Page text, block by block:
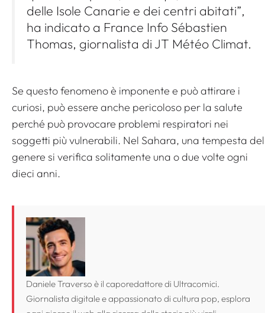
delle Isole Canarie e dei centri abitati”,
ha indicato a France Info Sébastien
Thomas, giornalista di JT Météo Climat.
Se questo fenomeno è imponente e può attirare i
curiosi, può essere anche pericoloso per la salute
perché può provocare problemi respiratori nei
soggetti più vulnerabili. Nel Sahara, una tempesta del
genere si verifica solitamente una o due volte ogni
dieci anni.
Daniele Traverso è il caporedattore di Ultracomici.
Giornalista digitale e appassionato di cultura pop, esplora